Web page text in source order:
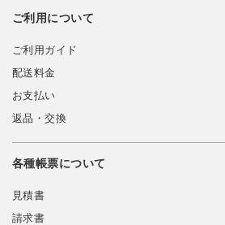
ご利用について
ご利用ガイド
配送料金
お支払い
返品・交換
各種帳票について
見積書
請求書